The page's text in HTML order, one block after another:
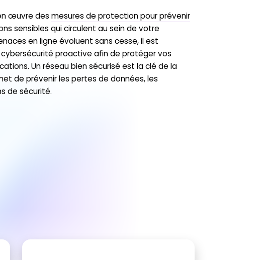
œuvre desmesures de protection pour prévenir
sensibles qui circulent au sein de votre
en ligne évoluent sans cesse, il est
proactive afin de protéger vos
Un réseau bien sécurisé est la clé de la
de prévenir les pertes de données, les
de sécurité.